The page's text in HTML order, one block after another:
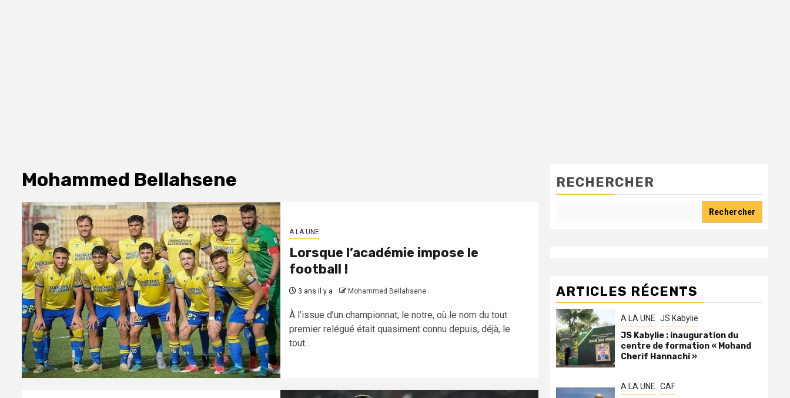
Mohammed Bellahsene
A LA UNE
Lorsque l’académie impose le
football !
3 ans il y a Mohammed Bellahsene
À l’issue d’un championnat, le notre, où le nom du tout
premier relégué était quasiment connu depuis, déjà, le
tout...
RECHERCHER
Rechercher
ARTICLES RÉCENTS
A LA UNE JS Kabylie
JS Kabylie : inauguration du
centre de formation « Mohand
Cherif Hannachi »
A LA UNE CAF